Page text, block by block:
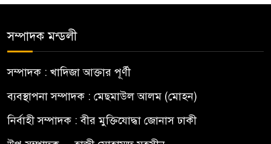
সম্পাদক মন্ডলী
সম্পাদক : খাদিজা আক্তার পূর্ণী
ব্যবস্থাপনা সম্পাদক : মেছমাউল আলম (মোহন)
নির্বাহী সম্পাদক : বীর মুক্তিযোদ্ধা জোনাস ঢাকী